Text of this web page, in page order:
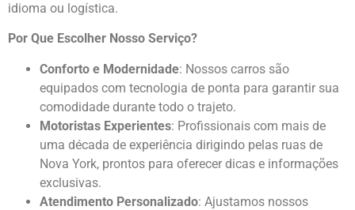
idioma ou logística.
Por Que Escolher Nosso Serviço?
Conforto e Modernidade: Nossos carros são
equipados com tecnologia de ponta para garantir sua
comodidade durante todo o trajeto.
Motoristas Experientes: Profissionais com mais de
uma década de experiência dirigindo pelas ruas de
Nova York, prontos para oferecer dicas e informações
exclusivas.
Atendimento Personalizado: Ajustamos nossos